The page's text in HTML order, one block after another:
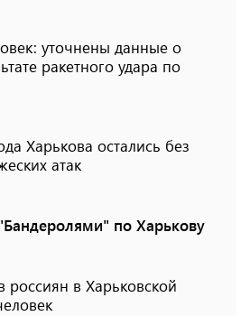
уточнены данные о
ракетного удара по
Харькова остались без
атак
по Харькову
россиян в Харьковской